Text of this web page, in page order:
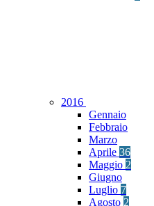
2016
Gennaio
Febbraio
Marzo
Aprile 36
Maggio 2
Giugno
Luglio 7
Agosto 2